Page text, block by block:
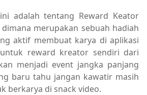
adalah tentang Reward Keator
merupakan sebuah hadiah
aktif membuat karya di aplikasi
reward kreator sendiri dari
menjadi event jangka panjang
baru tahu jangan kawatir masih
berkarya di snack video.